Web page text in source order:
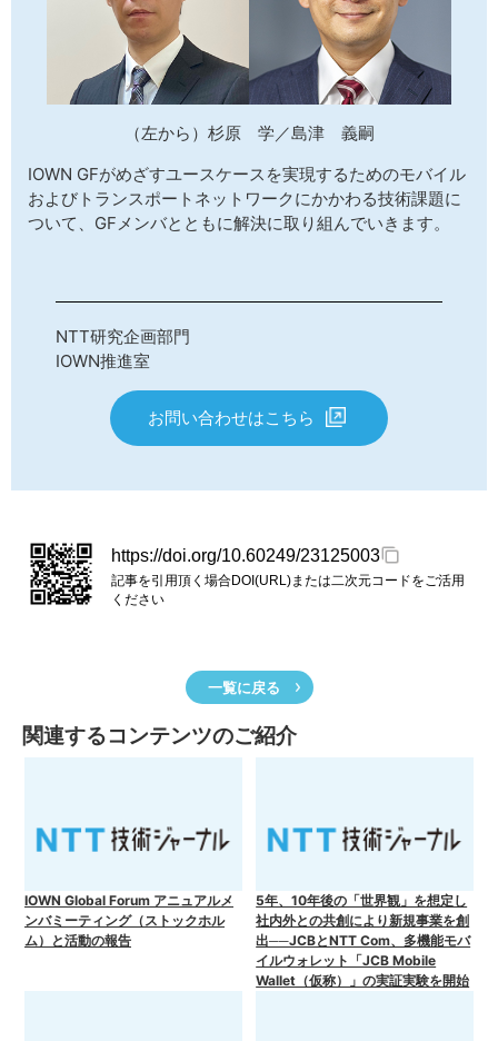
（左から）杉原 学／島津 義嗣
IOWN GFがめざすユースケースを実現するためのモバイル
およびトランスポートネットワークにかかわる技術課題に
ついて、GFメンバとともに解決に取り組んでいきます。
NTT研究企画部門
IOWN推進室
お問い合わせはこちら
https://doi.org/10.60249/23125003
記事を引用頂く場合DOI(URL)または二次元コードをご活用
ください
一覧に戻る
関連するコンテンツのご紹介
IOWN Global Forum アニュアルメ
ンバミーティング（ストックホル
ム）と活動の報告
5年、10年後の「世界観」を想定し
社内外との共創により新規事業を創
出──JCBとNTT Com、多機能モバ
イルウォレット「JCB Mobile
Wallet（仮称）」の実証実験を開始